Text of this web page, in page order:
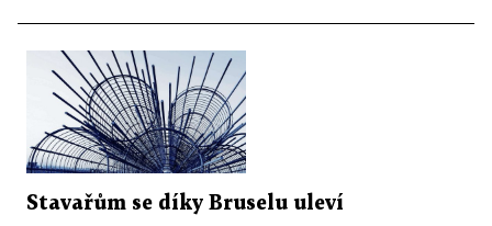
Stavařům se díky Bruselu uleví